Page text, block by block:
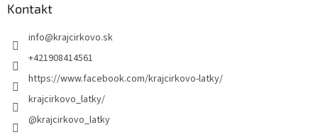
Kontakt
info@krajcirkovo.sk
+421908414561
https://www.facebook.com/krajcirkovo-latky/
krajcirkovo_latky/
@krajcirkovo_latky